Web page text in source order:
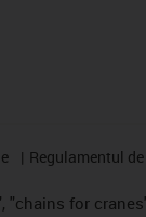
Regulamentul
for